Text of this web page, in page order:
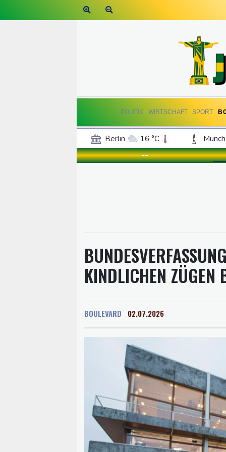
POLITIK WIRTSCHAFT SPORT
Berlin 16 °C
Frankfurt am Main
18 °C
--
KINDLICHEN ZÜGEN
BOULEVARD 02.07.2026